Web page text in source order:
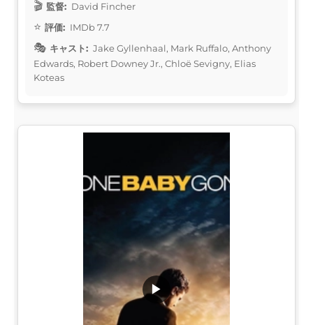
監督: David Fincher
評価: IMDb 7.7
キャスト: Jake Gyllenhaal, Mark Ruffalo, Anthony
Edwards, Robert Downey Jr., Chloë Sevigny, Elias
Koteas
▶